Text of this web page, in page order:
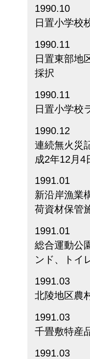
1990.10
日置小学校
1990.11
日置東部地
採択
1990.11
日置小学校
1990.12
連続無火災
成2年12月4
1991.01
新沿岸漁業
荷資材保管
1991.01
総合運動公
ンド、トイ
1991.03
北陵地区農
1991.03
千畳敷特産
1991.03